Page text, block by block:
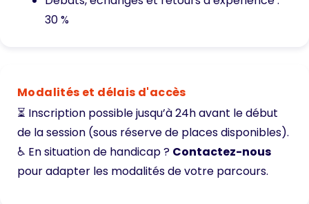
30 %
Modalités et délais d'accès
⏳ Inscription possible jusqu’à 24h avant le début
de la session (sous réserve de places disponibles).
♿ En situation de handicap ? Contactez-nous
pour adapter les modalités de votre parcours.